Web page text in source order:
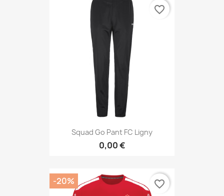
Squad Go Pant FC Ligny
0,00 €
favorite_border
-20% favorite_border